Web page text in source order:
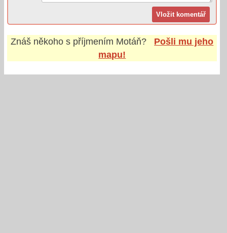
Znáš někoho s příjmením Motáň?
Pošli mu jeho
mapu!